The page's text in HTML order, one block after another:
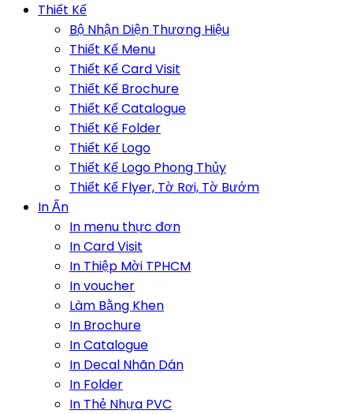
Thiết Kế
Bộ Nhận Diện Thương Hiệu
Thiết Kế Menu
Thiết Kế Card Visit
Thiết Kế Brochure
Thiết Kế Catalogue
Thiết Kế Folder
Thiết Kế Logo
Thiết Kế Logo Phong Thủy
Thiết Kế Flyer, Tờ Rơi, Tờ Bướm
In Ấn
In menu thực đơn
In Card Visit
In Thiệp Mời TPHCM
In voucher
Làm Bằng Khen
In Brochure
In Catalogue
In Decal Nhãn Dán
In Folder
In Thẻ Nhựa PVC